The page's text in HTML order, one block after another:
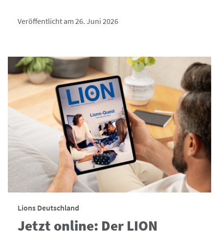
Veröffentlicht am 26. Juni 2026
Lions Deutschland
Jetzt online: Der LION